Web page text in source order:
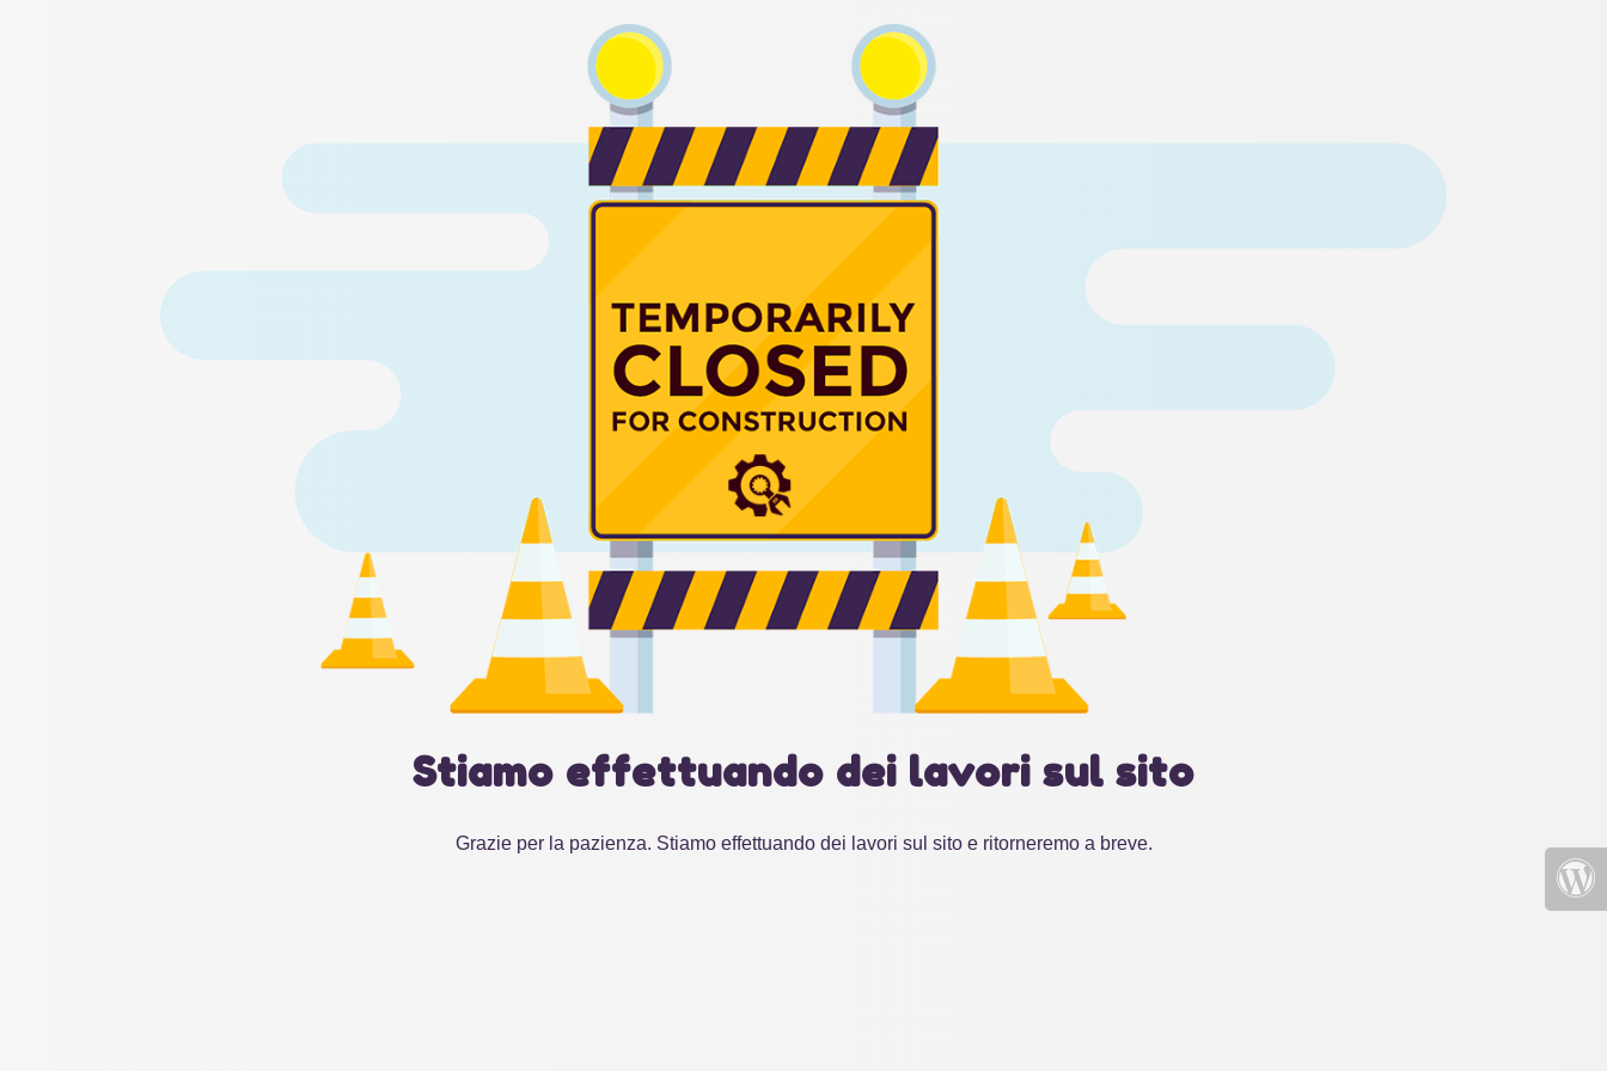
Stiamo effettuando dei lavori sul sito
Grazie per la pazienza. Stiamo effettuando dei lavori sul sito e ritorneremo a breve.